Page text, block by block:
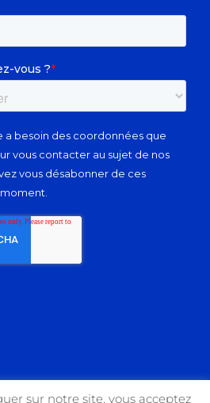
sur notre site, vous acceptez